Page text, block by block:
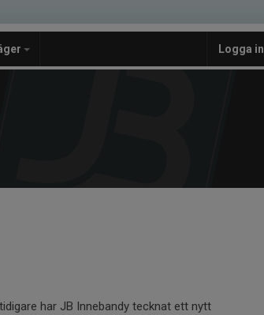
Logga in
har JB Innebandy tecknat ett nytt